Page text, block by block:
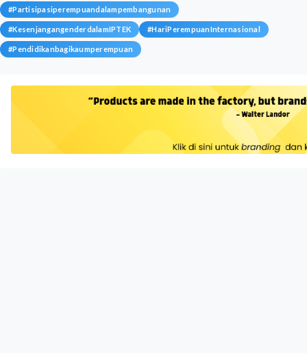
#Partisipasiperempuandalampembangunan
#KesenjangangenderdalamIPTEK #HariPerempuanInternasional
#Pendidikanbagikaumperempuan